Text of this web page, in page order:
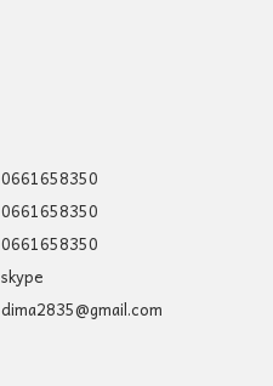
0661658350
0661658350
0661658350
skype
dima2835@gmail.com